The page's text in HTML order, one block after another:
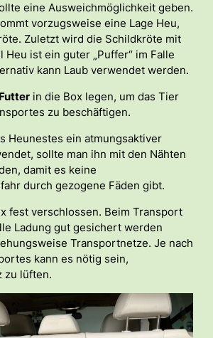
eine Ausweichmöglichkeit geben.
vorzugsweise eine Lage Heu,
Zuletzt wird die Schildkröte mit
Heu ist ein guter „Puffer“ im Falle
kann Laub verwendet werden.
Futter in die Box legen, um das Tier
zu beschäftigen.
Heunestes ein atmungsaktiver
sollte man ihn mit den Nähten
damit es keine
durch gezogene Fäden gibt.
fest verschlossen. Beim Transport
Ladung gut gesichert werden
Transportnetze. Je nach
kann es nötig sein,
zu lüften.